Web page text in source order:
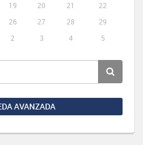
19 20 21
22
26 27 28
29
2 3 4 5
AVANZADA